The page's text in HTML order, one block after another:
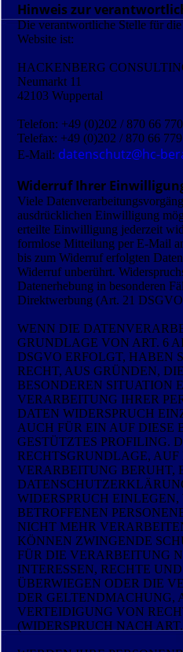
Hinweis zur
Die verantwortliche Stelle für
Website ist:
HACKENBERG
Neumarkt 11
42103 Wuppertal
Telefon: +49 (0)202 / 870 66 770
Telefax: +49 (0)202 / 870 66 779
E-Mail: datenschutz@hc-
Widerruf Ihrer
Viele
ausdrücklichen Einwilligung
erteilte Einwilligung jederzeit
formlose Mitteilung per E-Mail
bis zum Widerruf erfolgten
Widerruf unberührt.
Datenerhebung in besonderen
Direktwerbung (Art. 21
WENN DIE
GRUNDLAGE VON ART. 6
DSGVO ERFOLGT, HABEN
RECHT, AUS GRÜNDEN,
BESONDEREN SITUATION
VERARBEITUNG IHRER
DATEN WIDERSPRUCH
AUCH FÜR EIN AUF DIESE
GESTÜTZTES PROFILING.
RECHTSGRUNDLAGE, AUF
VERARBEITUNG BERUHT,
WIDERSPRUCH
BETROFFENEN
NICHT MEHR
KÖNNEN ZWINGENDE
FÜR DIE VERARBEITUNG
INTERESSEN, RECHTE
ÜBERWIEGEN ODER DIE
DER GELTENDMACHUNG,
VERTEIDIGUNG VON
(WIDERSPRUCH NACH